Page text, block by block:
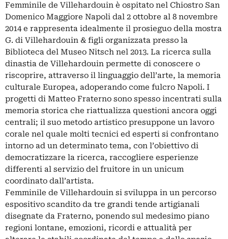
Femminile de Villehardouin è ospitato nel Chiostro San
Domenico Maggiore Napoli dal 2 ottobre al 8 novembre
2014 e rappresenta idealmente il prosieguo della mostra
G. di Villehardouin & figli organizzata presso la
Biblioteca del Museo Nitsch nel 2013. La ricerca sulla
dinastia de Villehardouin permette di conoscere o
riscoprire, attraverso il linguaggio dell’arte, la memoria
culturale Europea, adoperando come fulcro Napoli. I
progetti di Matteo Fraterno sono spesso incentrati sulla
memoria storica che riattualizza questioni ancora oggi
centrali; il suo metodo artistico presuppone un lavoro
corale nel quale molti tecnici ed esperti si confrontano
intorno ad un determinato tema, con l’obiettivo di
democratizzare la ricerca, raccogliere esperienze
differenti al servizio del fruitore in un unicum
coordinato dall’artista.
Femminile de Villehardouin si sviluppa in un percorso
espositivo scandito da tre grandi tende artigianali
disegnate da Fraterno, ponendo sul medesimo piano
regioni lontane, emozioni, ricordi e attualità per